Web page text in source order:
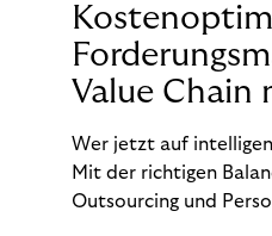
Value Chain
Wer jetzt auf
Mit der richtigen
Outsourcing und